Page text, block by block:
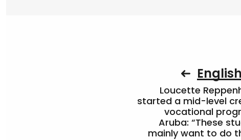
Loucette
started a mid-level
vocational
Aruba: “These
mainly want to do